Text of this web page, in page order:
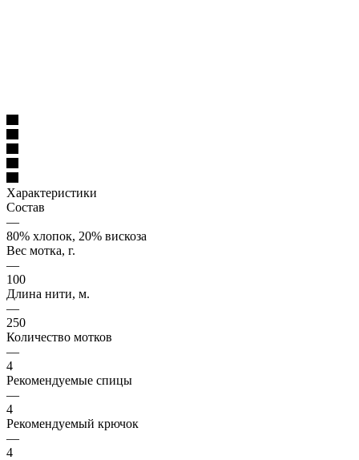
Характеристики
Состав
—
80% хлопок, 20% вискоза
Вес мотка, г.
—
100
Длина нити, м.
—
250
Количество мотков
—
4
Рекомендуемые спицы
—
4
Рекомендуемый крючок
—
4